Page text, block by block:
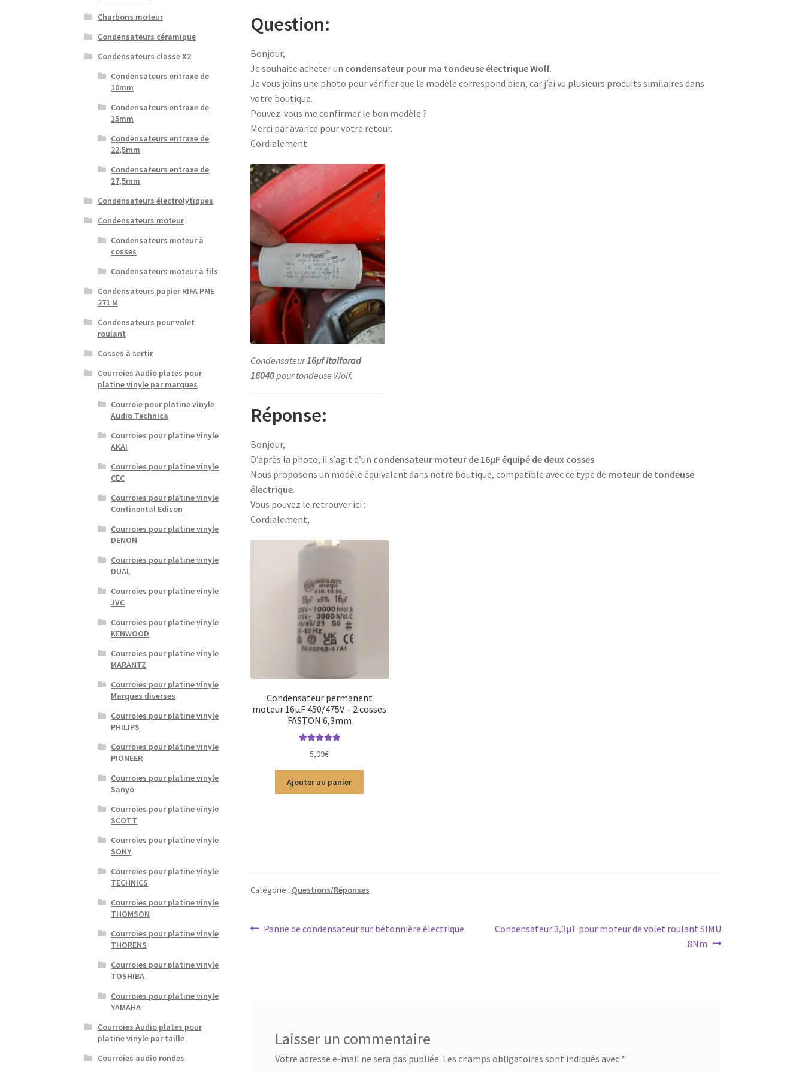
Question:
Bonjour,
Je souhaite acheter un condensateur pour ma tondeuse électrique Wolf.
Je vous joins une photo pour vérifier que le modèle correspond bien, car j’ai vu plusieurs produits similaires dans
votre boutique.
Pouvez-vous me confirmer le bon modèle ?
Merci par avance pour votre retour.
Cordialement
Condensateur16µf Italfarad
16040pour tondeuse Wolf.
Réponse:
Bonjour,
D’après la photo, il s’agit d’un condensateur moteur de 16µF équipé de deux cosses.
Nous proposons un modèle équivalent dans notre boutique, compatible avec ce type de moteur de tondeuse
électrique.
Vous pouvez le retrouver ici :
Cordialement,
Condensateur permanent
moteur 16µF 450/475V – 2 cosses
FASTON 6,3mm
5,99€
Ajouter au panier
Catégorie : Questions/Réponses
Navigation
Article
Panne de condensateur sur bétonnière électrique
Article
Condensateur 3,3µF pour moteur de volet roulant SIMU
8Nm
Laisser un commentaire
Votre adresse e-mail ne sera pas publiée. Les champs obligatoires sont indiqués avec *
Charbons moteur
Condensateurs céramique
Condensateurs classe X2
Condensateurs entraxe de
10mm
Condensateurs entraxe de
15mm
Condensateurs entraxe de
22,5mm
Condensateurs entraxe de
27,5mm
Condensateurs électrolytiques
Condensateurs moteur
Condensateurs moteur à
cosses
Condensateurs moteur à fils
Condensateurs papier RIFA PME
271 M
Condensateurs pour volet
roulant
Cosses à sertir
Courroies Audio plates pour
platine vinyle par marques
Courroie pour platine vinyle
Audio Technica
Courroies pour platine vinyle
AKAI
Courroies pour platine vinyle
CEC
Courroies pour platine vinyle
Continental Edison
Courroies pour platine vinyle
DENON
Courroies pour platine vinyle
DUAL
Courroies pour platine vinyle
JVC
Courroies pour platine vinyle
KENWOOD
Courroies pour platine vinyle
MARANTZ
Courroies pour platine vinyle
Marques diverses
Courroies pour platine vinyle
PHILIPS
Courroies pour platine vinyle
PIONEER
Courroies pour platine vinyle
Sanyo
Courroies pour platine vinyle
SCOTT
Courroies pour platine vinyle
SONY
Courroies pour platine vinyle
TECHNICS
Courroies pour platine vinyle
THOMSON
Courroies pour platine vinyle
THORENS
Courroies pour platine vinyle
TOSHIBA
Courroies pour platine vinyle
YAMAHA
Courroies Audio plates pour
platine vinyle par taille
Courroies audio rondes